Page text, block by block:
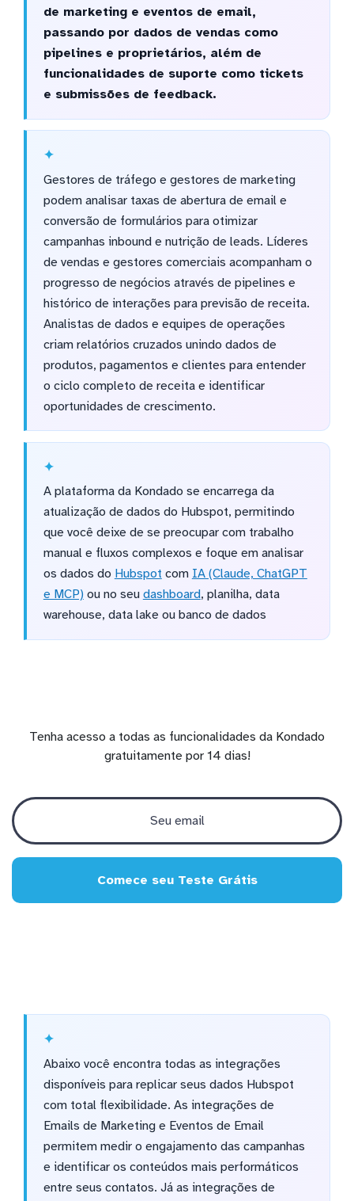
de marketing e eventos de email,
passando por dados de vendas como
pipelines e proprietários, além de
funcionalidades de suporte como tickets
e submissões de feedback.
Gestores de tráfego e gestores de marketing
podem analisar taxas de abertura de email e
conversão de formulários para otimizar
campanhas inbound e nutrição de leads. Líderes
de vendas e gestores comerciais acompanham o
progresso de negócios através de pipelines e
histórico de interações para previsão de receita.
Analistas de dados e equipes de operações
criam relatórios cruzados unindo dados de
produtos, pagamentos e clientes para entender
o ciclo completo de receita e identificar
oportunidades de crescimento.
A plataforma da Kondado se encarrega da
atualização de dados do Hubspot, permitindo
que você deixe de se preocupar com trabalho
manual e fluxos complexos e foque em analisar
os dados do Hubspot com IA (Claude, ChatGPT
e MCP)ou no seu dashboard, planilha, data
warehouse, data lake ou banco de dados
Tenha acesso a todas as funcionalidades da Kondado
gratuitamente por 14 dias!
Comece seu Teste Grátis
Abaixo você encontra todas as integrações
disponíveis para replicar seus dados Hubspot
com total flexibilidade. As integrações de
Emails de Marketing e Eventos de Email
permitem medir o engajamento das campanhas
e identificar os conteúdos mais performáticos
entre seus contatos. Já as integrações de